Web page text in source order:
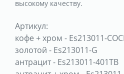
высокому качеству.
Артикул:
кофе + хром - Es213011-
золотой - Es213011-G
антрацит- Es213011-401TB